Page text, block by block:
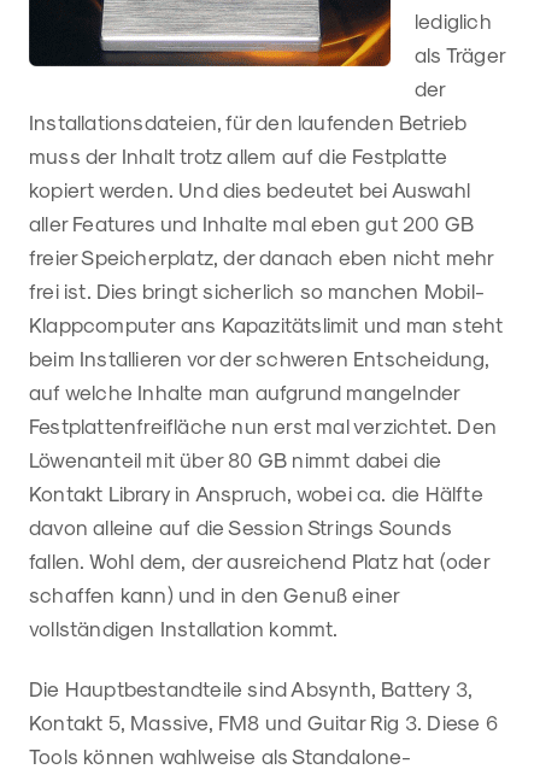
lediglich
als Träger
der
Installationsdateien, für den laufenden Betrieb
muss der Inhalt trotz allem auf die Festplatte
kopiert werden. Und dies bedeutet bei Auswahl
aller Features und Inhalte mal eben gut 200 GB
freier Speicherplatz, der danach eben nicht mehr
frei ist. Dies bringt sicherlich so manchen Mobil-
Klappcomputer ans Kapazitätslimit und man steht
beim Installieren vor der schweren Entscheidung,
auf welche Inhalte man aufgrund mangelnder
Festplattenfreifläche nun erst mal verzichtet. Den
Löwenanteil mit über 80 GB nimmt dabei die
Kontakt Library in Anspruch, wobei ca. die Hälfte
davon alleine auf die Session Strings Sounds
fallen. Wohl dem, der ausreichend Platz hat (oder
schaffen kann) und in den Genuß einer
vollständigen Installation kommt.
Die Hauptbestandteile sind Absynth, Battery 3,
Kontakt 5, Massive, FM8 und Guitar Rig 3. Diese 6
Tools können wahlweise als Standalone-